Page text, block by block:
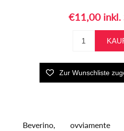
€11,00 inkl.
Beverino, ovviamente